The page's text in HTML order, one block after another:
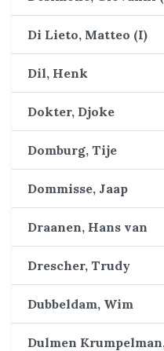
Di Lieto, Matteo (I)
Dil, Henk
Dokter, Djoke
Domburg, Tije
Dommisse, Jaap
Draanen, Hans van
Drescher, Trudy
Dubbeldam, Wim
Dulmen